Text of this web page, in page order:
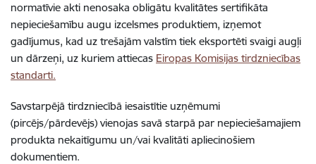
normatīvie akti nenosaka obligātu kvalitātes sertifikāta
nepieciešamību augu izcelsmes produktiem, izņemot
gadījumus, kad uz trešajām valstīm tiek eksportēti svaigi augļi
un dārzeņi, uz kuriem attiecas Eiropas Komisijas tirdzniecības
standarti.
Savstarpējā tirdzniecībā iesaistītie uzņēmumi
(pircējs/pārdevējs) vienojas savā starpā par nepieciešamajiem
produkta nekaitīgumu un/vai kvalitāti apliecinošiem
dokumentiem.